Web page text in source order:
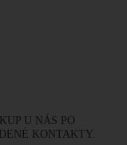
U NÁS PO
KONTAKTY.